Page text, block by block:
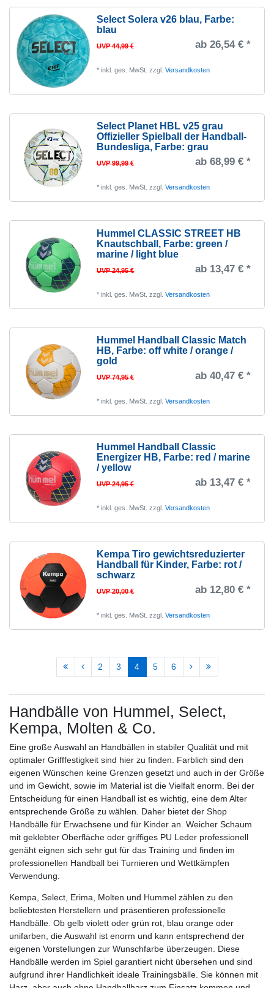
Select Solera v26 blau, Farbe:
blau
UVP 44,99 € ab 26,54 € *
*inkl. ges. MwSt. zzgl.Versandkosten
Select Planet HBL v25 grau
Offizieller Spielball der Handball-
Bundesliga, Farbe: grau
UVP 99,99 € ab 68,99 € *
*inkl. ges. MwSt. zzgl.Versandkosten
Hummel CLASSIC STREET HB
Knautschball , Farbe: green /
marine / light blue
UVP 24,95 € ab 13,47 € *
*inkl. ges. MwSt. zzgl.Versandkosten
Hummel Handball Classic Match
HB, Farbe: off white / orange /
gold
UVP 74,95 € ab 40,47 € *
*inkl. ges. MwSt. zzgl.Versandkosten
Hummel Handball Classic
Energizer HB, Farbe: red / marine
/ yellow
UVP 24,95 € ab 13,47 € *
*inkl. ges. MwSt. zzgl.Versandkosten
Kempa Tiro gewichtsreduzierter
Handball für Kinder, Farbe: rot /
schwarz
UVP 20,00 € ab 12,80 € *
*inkl. ges. MwSt. zzgl.Versandkosten
2 3 4 5 6
Handbälle von Hummel, Select,
Kempa, Molten & Co.
Eine große Auswahl an Handbällen in stabiler Qualität und mit
optimaler Grifffestigkeit sind hier zu finden. Farblich sind den
eigenen Wünschen keine Grenzen gesetzt und auch in der Größe
und im Gewicht, sowie im Material ist die Vielfalt enorm. Bei der
Entscheidung für einen Handball ist es wichtig, eine dem Alter
entsprechende Größe zu wählen. Daher bietet der Shop
Handbälle für Erwachsene und für Kinder an. Weicher Schaum
mit geklebter Oberfläche oder griffiges PU Leder professionell
genäht eignen sich sehr gut für das Training und finden im
professionellen Handball bei Turnieren und Wettkämpfen
Verwendung.
Kempa, Select, Erima, Molten und Hummel zählen zu den
beliebtesten Herstellern und präsentieren professionelle
Handbälle. Ob gelb violett oder grün rot, blau orange oder
unifarben, die Auswahl ist enorm und kann entsprechend der
eigenen Vorstellungen zur Wunschfarbe überzeugen. Diese
Handbälle werden im Spiel garantiert nicht übersehen und sind
aufgrund ihrer Handlichkeit ideale Trainingsbälle. Sie können mit